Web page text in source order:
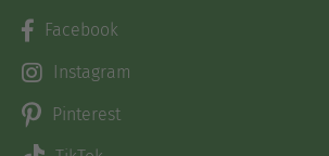
Facebook
Instagram
Pinterest